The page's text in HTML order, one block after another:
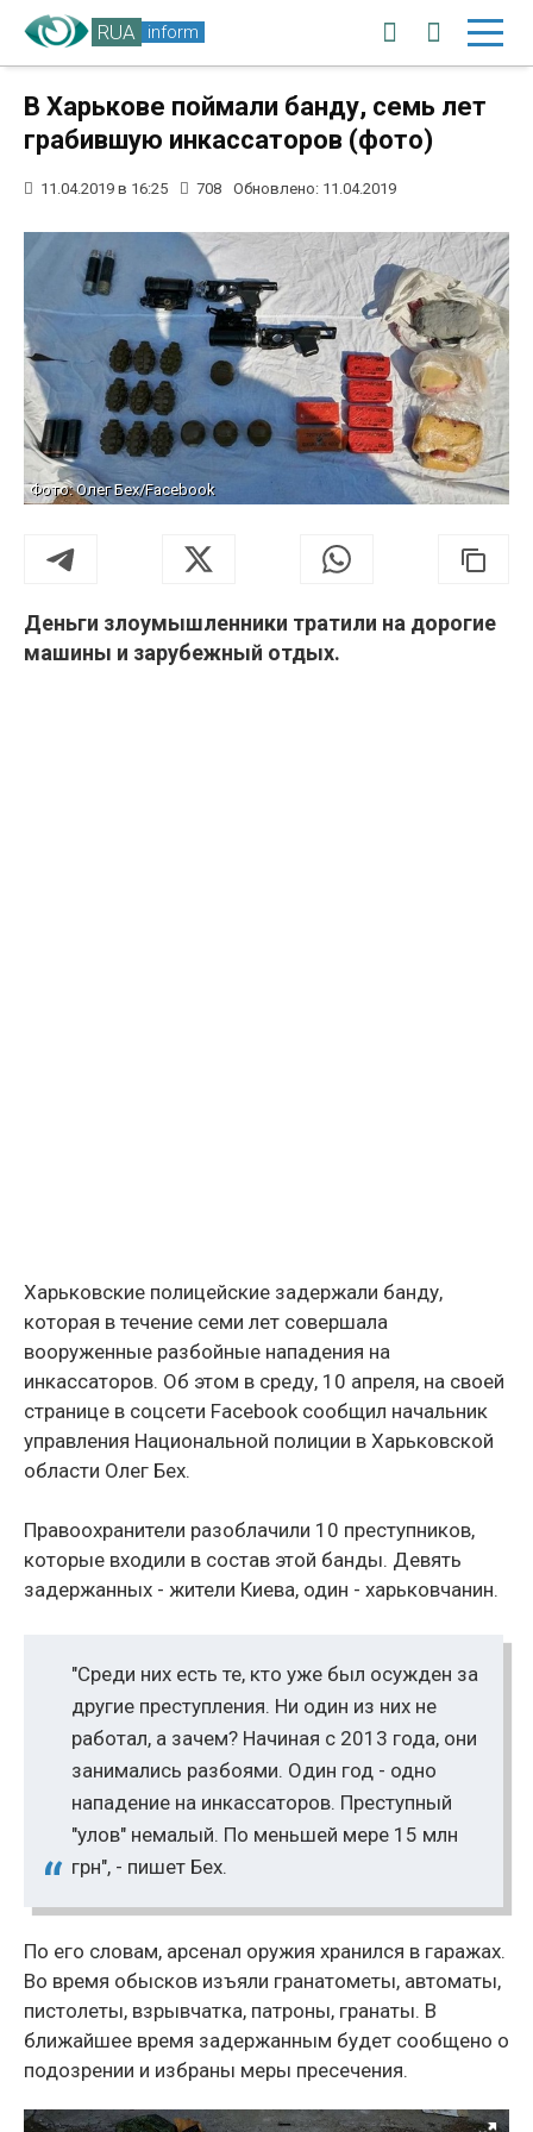
RUA inform
В Харькове поймали банду, семь лет
грабившую инкассаторов (фото)
11.04.2019 в 16:25 708 Обновлено: 11.04.2019
Фото: Олег Бех/Facebook
Деньги злоумышленники тратили на дорогие
машины и зарубежный отдых.
Харьковские полицейские задержали банду,
которая в течение семи лет совершала
вооруженные разбойные нападения на
инкассаторов. Об этом в среду, 10 апреля, на своей
странице в соцсети Facebook сообщил начальник
управления Национальной полиции в Харьковской
области Олег Бех.
Правоохранители разоблачили 10 преступников,
которые входили в состав этой банды. Девять
задержанных - жители Киева, один - харьковчанин.
"Среди них есть те, кто уже был осужден за
другие преступления. Ни один из них не
работал, а зачем? Начиная с 2013 года, они
занимались разбоями. Один год - одно
нападение на инкассаторов. Преступный
"улов" немалый. По меньшей мере 15 млн
грн", - пишет Бех.
По его словам, арсенал оружия хранился в гаражах.
Во время обысков изъяли гранатометы, автоматы,
пистолеты, взрывчатка, патроны, гранаты. В
ближайшее время задержанным будет сообщено о
подозрении и избраны меры пресечения.